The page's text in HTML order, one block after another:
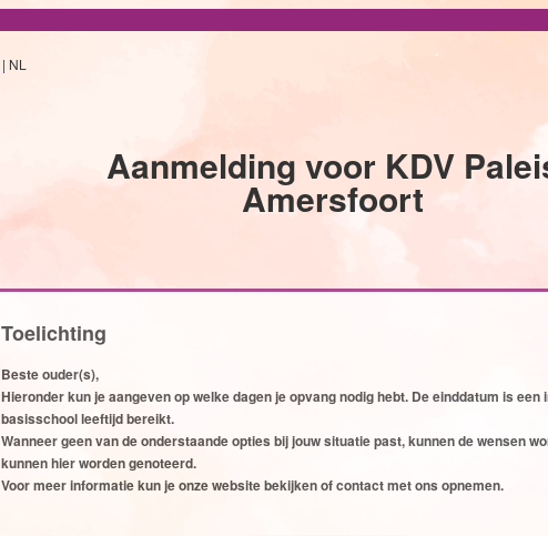
| NL
Aanmelding voor KDV
Amersfoort
Toelichting
Beste ouder(s),
Hieronder kun je aangeven op welke dagen je opvang nodig hebt. De einddatum is
basisschool leeftijd bereikt.
Wanneer geen van de onderstaande opties bij jouw situatie past, kunnen de wensen
kunnen hier worden genoteerd.
Voor meer informatie kun je onze website bekijken of contact met ons opnemen.